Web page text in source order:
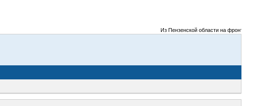
Из Пензенской области на фронты